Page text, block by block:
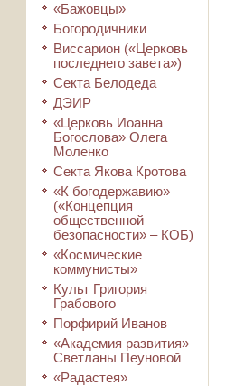
«Бажовцы»
Богородичники
Виссарион («Церковь
последнего завета»)
Секта Белодеда
ДЭИР
«Церковь Иоанна
Богослова» Олега
Моленко
Секта Якова Кротова
«К богодержавию»
(«Концепция
общественной
безопасности» – КОБ)
«Космические
коммунисты»
Культ Григория
Грабового
Порфирий Иванов
«Академия развития»
Светланы Пеуновой
«Радастея»